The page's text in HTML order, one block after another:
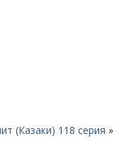
(Казаки) 118 серия »